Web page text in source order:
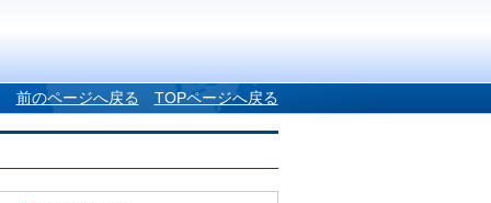
前のページへ戻る TOPページへ戻る